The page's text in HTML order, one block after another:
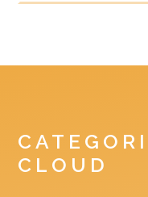
CLOUD